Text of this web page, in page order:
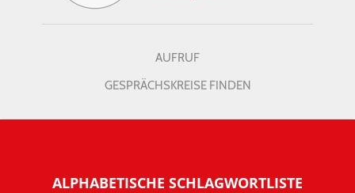
AUFRUF
GESPRÄCHSKREISE FINDEN
ALPHABETISCHE SCHLAGWORTLISTE